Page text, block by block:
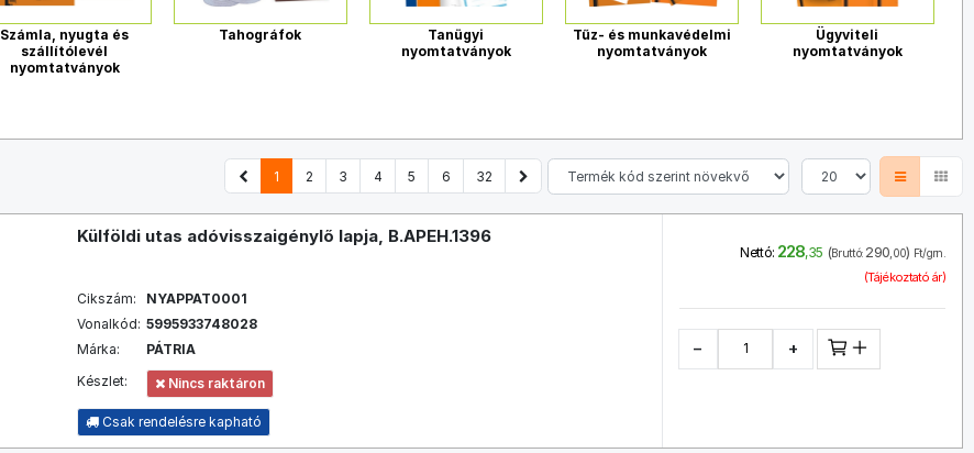
Számla, nyugta és
szállítólevél
nyomtatványok
Tahográfok
Tanügyi
nyomtatványok
Tűz- és munkavédelmi
nyomtatványok
Ügyviteli
nyomtatványok
1 2 3 4 5 6 32
Külföldi utas adóvisszaigénylő lapja, B.APEH.1396
Cikszám:
NYAPPAT0001
Vonalkód: 5995933748028
Márka:
PÁTRIA
Készlet:
Nincs raktáron
Csak rendelésre kapható
Nettó: 228,35 (Bruttó:290,00) Ft/grn.
(Tájékoztató ár)
− +